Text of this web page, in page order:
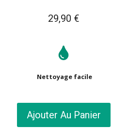
29,90 €
Nettoyage facile
Ajouter Au Panier